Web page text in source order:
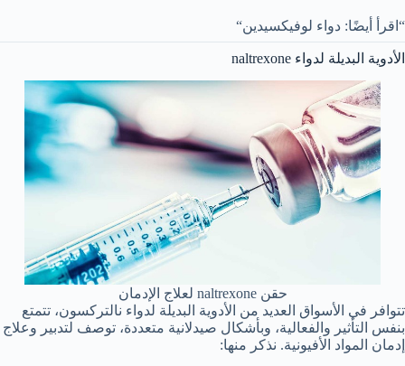
“اقرأ أيضًا: دواء لوفيكسيدين“
الأدوية البديلة لدواء naltrexone
حقن naltrexone لعلاج الإدمان
تتوافر في الأسواق العديد من الأدوية البديلة لدواء نالتركسون، تتمتع
بنفس التأثير والفعالية، وبأشكال صيدلانية متعددة، توصف لتدبير وعلاج
إدمان المواد الأفيونية. نذكر منها: